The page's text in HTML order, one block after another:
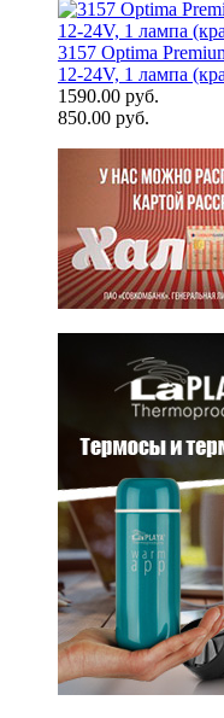
3157 Optima
12-24V, 1 лампа
1590.00 руб.
850.00 руб.